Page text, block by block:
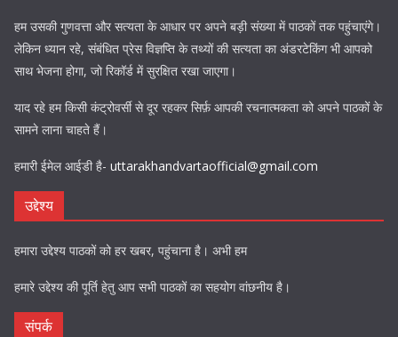
हम उसकी गुणवत्ता और सत्यता के आधार पर अपने बड़ी संख्या में पाठकों तक पहुंचाएंगे।
लेकिन ध्यान रहे, संबंधित प्रेस विज्ञप्ति के तथ्यों की सत्यता का अंडरटेकिंग भी आपको
साथ भेजना होगा, जो रिकॉर्ड में सुरक्षित रखा जाएगा।
याद रहे हम किसी कंट्रोवर्सी से दूर रहकर सिर्फ़ आपकी रचनात्मकता को अपने पाठकों के
सामने लाना चाहते हैं।
हमारी ईमेल आईडी है- uttarakhandvartaofficial@gmail.com
उद्देश्य
हमारा उद्देश्य पाठकों को हर खबर, पहुंचाना है। अभी हम
हमारे उद्देश्य की पूर्ति हेतु आप सभी पाठकों का सहयोग वांछनीय है।
संपर्क